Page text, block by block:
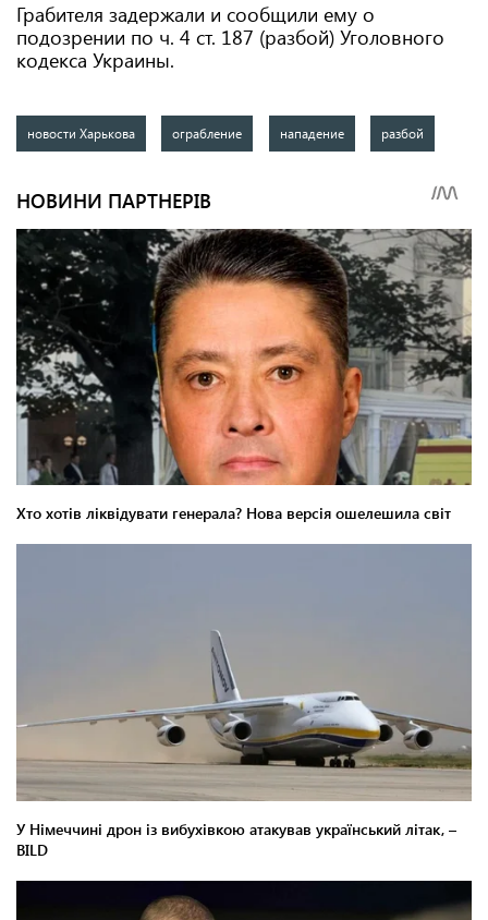
Грабителя задержали и сообщили ему о
подозрении по ч. 4 ст. 187 (разбой) Уголовного
кодекса Украины.
новости Харькова ограбление нападение разбой